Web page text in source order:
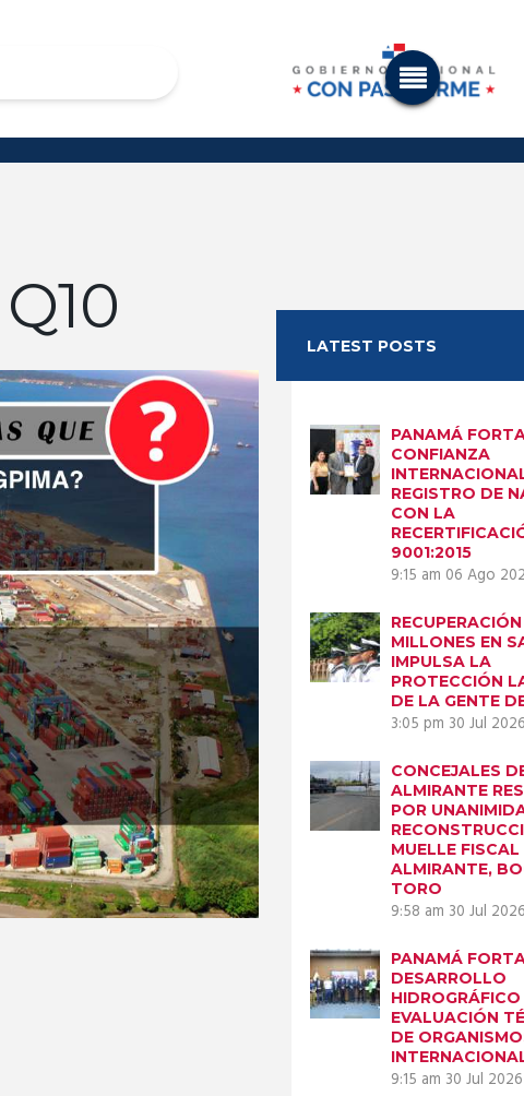
Next
SABIAS
LATEST POSTS
PANAMÁ
CONFIANZA
REGISTRO DE
CON LA
9001:2015
9:15 am 06 Ago
MILLONES EN
IMPULSA LA
PROTECCIÓN
DE LA GENTE
3:05 pm 30 Jul 2026
CONCEJALES
ALMIRANTE
POR
MUELLE FISCAL
ALMIRANTE,
TORO
9:58 am 30 Jul 2026
PANAMÁ
DESARROLLO
EVALUACIÓN
DE
9:15 am 30 Jul 2026